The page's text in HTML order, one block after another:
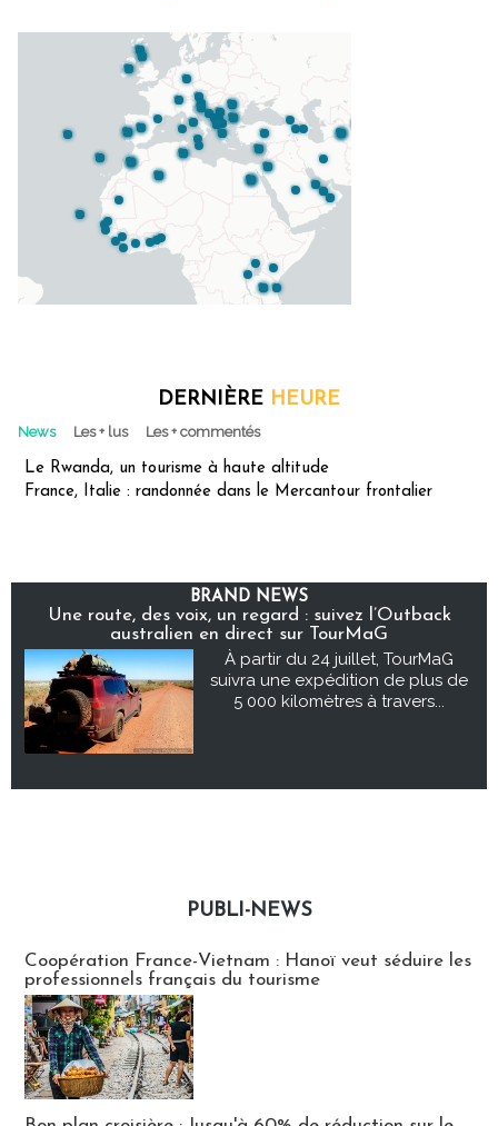
DERNIÈRE HEURE
News Les + lus Les + commentés
Le Rwanda, un tourisme à haute altitude
France, Italie : randonnée dans le Mercantour frontalier
BRAND NEWS
Une route, des voix, un regard : suivez l’Outback
australien en direct sur TourMaG
À partir du 24 juillet, TourMaG
suivra une expédition de plus de
5 000 kilomètres à travers...
PUBLI-NEWS
Coopération France-Vietnam : Hanoï veut séduire les
professionnels français du tourisme